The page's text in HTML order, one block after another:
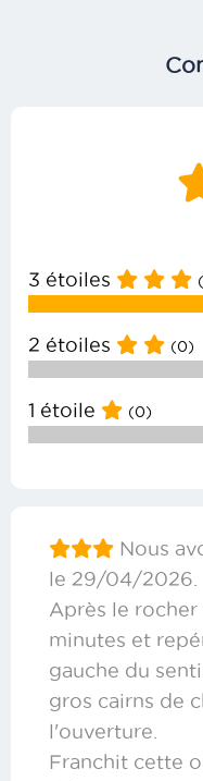
3 étoiles
2 étoiles (0)
1 étoile (0)
Nous
le 29/04/2026.
Après le
minutes et
gauche du
gros cairns de
l'ouverture.
Franchit cette